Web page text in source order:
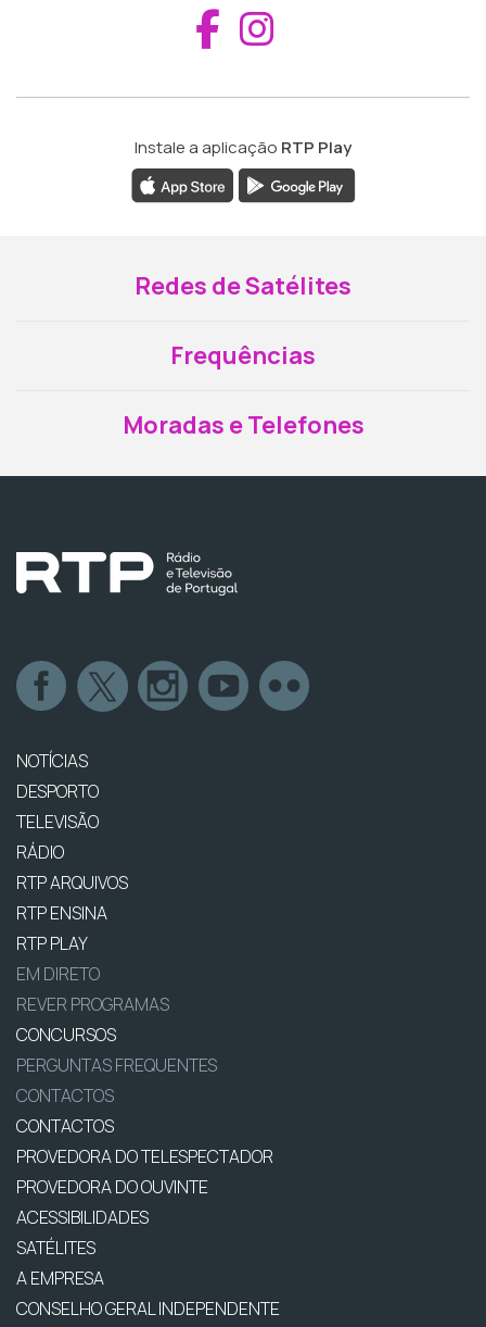
Aceder ao
Instale a aplicação RTP Play
Redes de Satélites
Frequências
Moradas e Telefones
NOTÍCIAS
DESPORTO
TELEVISÃO
RÁDIO
RTP ARQUIVOS
RTP ENSINA
RTP PLAY
EM DIRETO
REVER PROGRAMAS
CONCURSOS
PERGUNTAS FREQUENTES
CONTACTOS
CONTACTOS
PROVEDORA DO TELESPECTADOR
PROVEDORA DO OUVINTE
ACESSIBILIDADES
SATÉLITES
A EMPRESA
CONSELHO GERAL INDEPENDENTE